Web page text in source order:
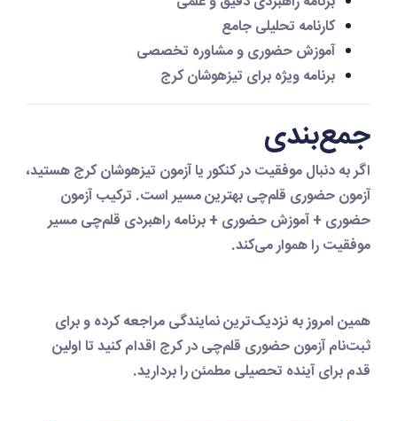
کارنامه تحلیلی جامع
آموزش حضوری و مشاوره تخصصی
برنامه ویژه برای تیزهوشان کرج
جمع‌بندی
اگر به دنبال موفقیت در کنکور یاآزمون تیزهوشان کرجهستید،
آزمون حضوری قلم‌چیبهترین مسیر است. ترکیبآزمون
حضوری + آموزش حضوری + برنامه راهبردی قلم‌چیمسیر
موفقیت را هموار می‌کند.
همین امروز به نزدیک‌ترین نمایندگی مراجعه کرده و برای
ثبت‌نام آزمون حضوری قلم‌چی در کرجاقدام کنید تا اولین
قدم برای آینده تحصیلی مطمئن را بردارید.